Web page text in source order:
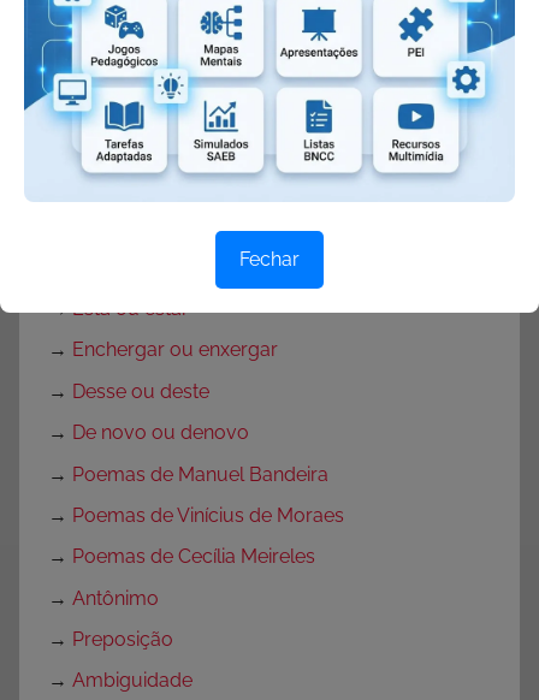
→Cantigas de roda
→Xingar ou chingar
→Catorze ou quatorze
Trouxe ou trousse
Seiscentos ou seissentos
Intenção ou intensão
Excessão ou exceção
→Está ou estar
→ Enchergar ou enxergar
→ Desse ou deste
→ De novo ou denovo
→ Poemas de Manuel Bandeira
→ Poemas de Vinícius de Moraes
→ Poemas de Cecília Meireles
→ Antônimo
→ Preposição
→ Ambiguidade
Fechar